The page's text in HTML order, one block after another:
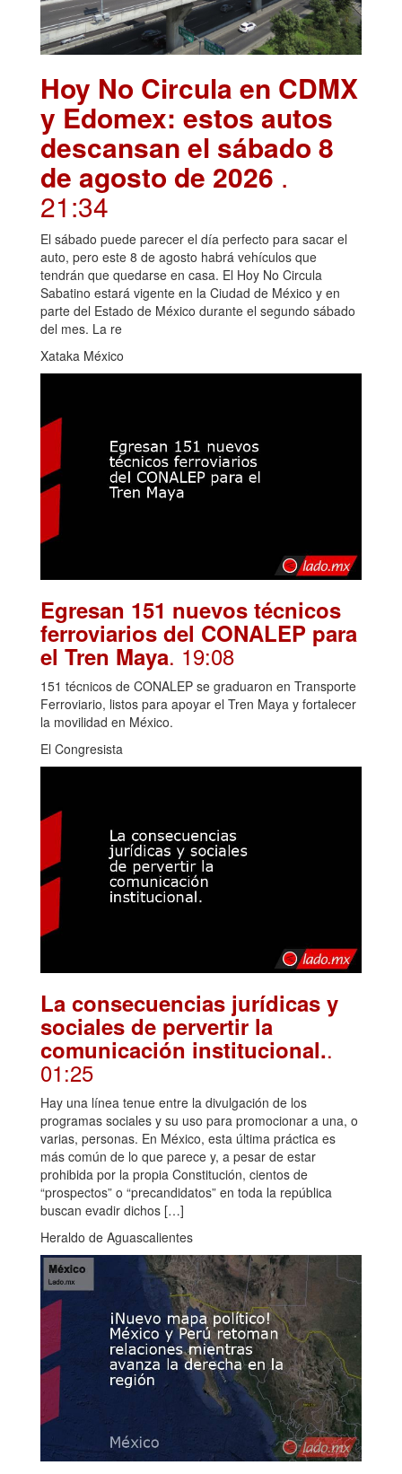
Hoy No Circula en CDMX
y Edomex: estos autos
descansan el sábado 8
de agosto de 2026 .
21:34
El sábado puede parecer el día perfecto para sacar el
auto, pero este 8 de agosto habrá vehículos que
tendrán que quedarse en casa. El Hoy No Circula
Sabatino estará vigente en la Ciudad de México y en
parte del Estado de México durante el segundo sábado
del mes. La re
Xataka México
Egresan 151 nuevos técnicos
ferroviarios del CONALEP para
el Tren Maya. 19:08
151 técnicos de CONALEP se graduaron en Transporte
Ferroviario, listos para apoyar el Tren Maya y fortalecer
la movilidad en México.
El Congresista
La consecuencias jurídicas y
sociales de pervertir la
comunicación institucional..
01:25
Hay una línea tenue entre la divulgación de los
programas sociales y su uso para promocionar a una, o
varias, personas. En México, esta última práctica es
más común de lo que parece y, a pesar de estar
prohibida por la propia Constitución, cientos de
“prospectos” o “precandidatos” en toda la república
buscan evadir dichos […]
Heraldo de Aguascalientes